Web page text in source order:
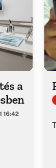
a
16:42